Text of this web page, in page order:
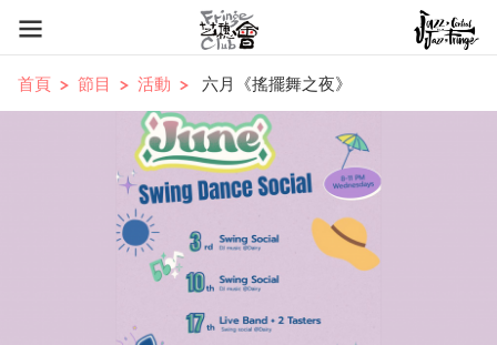
首頁 節目 活動 六月《搖擺舞之夜》